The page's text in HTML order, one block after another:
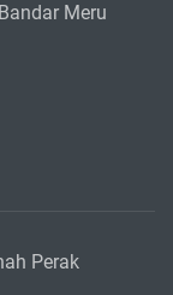
Meru
Perak